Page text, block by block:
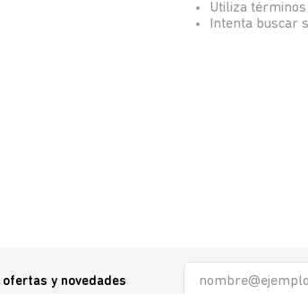
Utiliza
Intenta buscar
y novedades